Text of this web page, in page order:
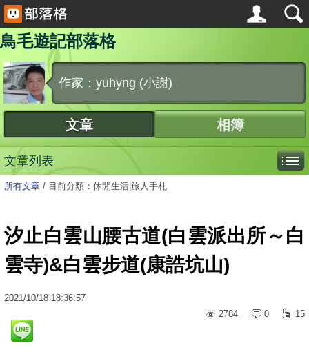
鳥毛遊記部落格
作家：yuhyng (小謝)
文章 相簿
文章列表
所有文章 / 目前分類：休閒生活|旅人手札
汐止白雲山腰古道(白雲派出所～白
雲寺)&白雲步道(康誥坑山)
2021/10/18 18:36:57
2784
0 15